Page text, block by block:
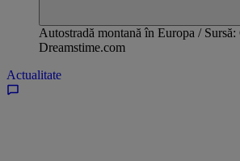
Autostradă montană în Europa /
Dreamstime.com
Actualitate